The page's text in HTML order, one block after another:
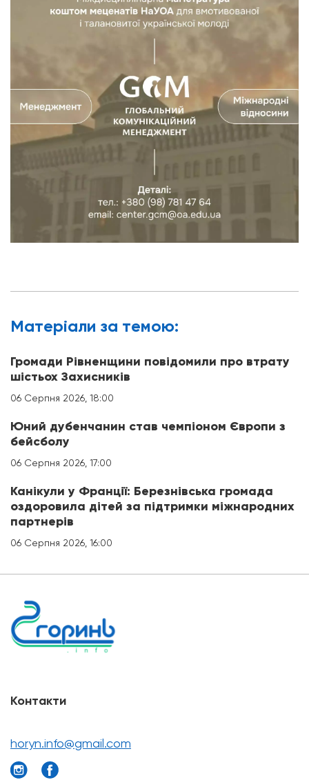
Матерiали за темою:
Громади Рівненщини повідомили про втрату
шістьох Захисників
06 Серпня 2026, 18:00
Юний дубенчанин став чемпіоном Європи з
бейсболу
06 Серпня 2026, 17:00
Канікули у Франції: Березнівська громада
оздоровила дітей за підтримки міжнародних
партнерів
06 Серпня 2026, 16:00
Контакти
horyn.info@gmail.com